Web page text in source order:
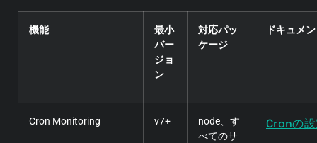
機能
最小
バー
ジョ
ン
対応パッ
ケージ
ドキュメ
Cron Monitoring v7+
node、す
べてのサ
Cronの